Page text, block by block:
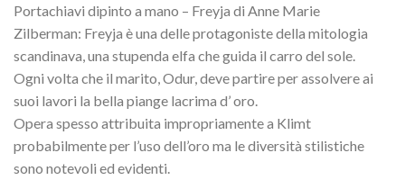
Portachiavi dipinto a mano – Freyja di Anne Marie
Zilberman: Freyja è una delle protagoniste della mitologia
scandinava, una stupenda elfa che guida il carro del sole.
Ogni volta che il marito, Odur, deve partire per assolvere ai
suoi lavori la bella piange lacrima d’ oro.
Opera spesso attribuita impropriamente a Klimt
probabilmente per l’uso dell’oro ma le diversità stilistiche
sono notevoli ed evidenti.